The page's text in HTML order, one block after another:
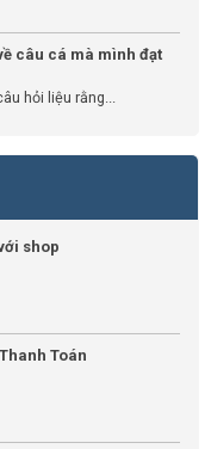
câu cá mà mình đạt
hỏi liệu rằng...
shop
Toán